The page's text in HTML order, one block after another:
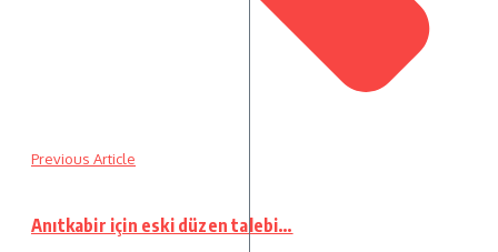
Previous Article
Anıtkabir için eski düzen talebi…